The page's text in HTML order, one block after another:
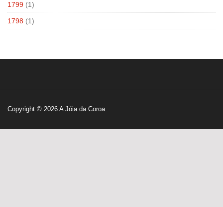
1799 (1)
1798 (1)
Copyright © 2026 A Jóia da Coroa